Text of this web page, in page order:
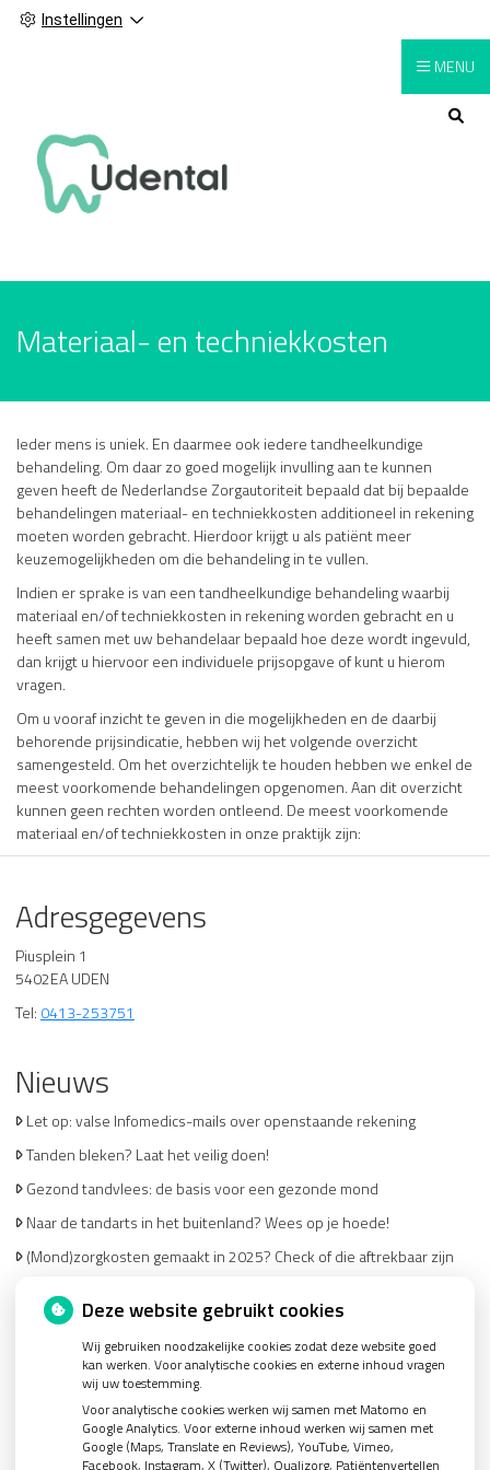
Instellingen
Hoofdmenu
MENU
Materiaal- en techniekkosten
Ieder mens is uniek. En daarmee ook iedere tandheelkundige
behandeling. Om daar zo goed mogelijk invulling aan te kunnen
geven heeft de Nederlandse Zorgautoriteit bepaald dat bij bepaalde
behandelingen materiaal- en techniekkosten additioneel in rekening
moeten worden gebracht. Hierdoor krijgt u als patiënt meer
keuzemogelijkheden om die behandeling in te vullen.
Indien er sprake is van een tandheelkundige behandeling waarbij
materiaal en/of techniekkosten in rekening worden gebracht en u
heeft samen met uw behandelaar bepaald hoe deze wordt ingevuld,
dan krijgt u hiervoor een individuele prijsopgave of kunt u hierom
vragen.
Om u vooraf inzicht te geven in die mogelijkheden en de daarbij
behorende prijsindicatie, hebben wij het volgende overzicht
samengesteld. Om het overzichtelijk te houden hebben we enkel de
meest voorkomende behandelingen opgenomen. Aan dit overzicht
kunnen geen rechten worden ontleend. De meest voorkomende
materiaal en/of techniekkosten in onze praktijk zijn:
Adresgegevens
Piusplein 1
5402EA UDEN
Tel: 0413-253751
Nieuws
Let op: valse Infomedics-mails over openstaande rekening
Tanden bleken? Laat het veilig doen!
Gezond tandvlees: de basis voor een gezonde mond
Naar de tandarts in het buitenland? Wees op je hoede!
(Mond)zorgkosten gemaakt in 2025? Check of die aftrekbaar zijn
U heeft geen toestemming gegeven voorexterne
inhouddie nodig is om dit te zien.
Cookie-instellingen wijzigen
Deze website gebruikt cookies
Wij gebruiken noodzakelijke cookies zodat deze website goed
kan werken. Voor analytische cookies en externe inhoud vragen
wij uw toestemming.
Voor analytische cookies werken wij samen met Matomo en
Google Analytics. Voor externe inhoud werken wij samen met
Google (Maps, Translate en Reviews), YouTube, Vimeo,
Facebook, Instagram, X (Twitter), Qualizorg, Patiëntenvertellen